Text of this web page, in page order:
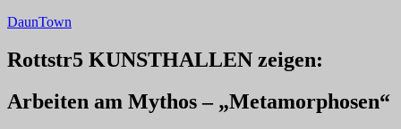
Zum
springen
DaunTown
Rottstr5 KUNSTHALLEN zeigen:
Arbeiten am Mythos – „Metamorphosen“